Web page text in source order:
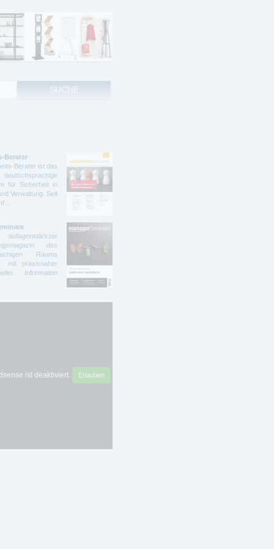
Berater
Berater ist das
für Sicherheit in
Verwaltung. Seit
des
Raums
mit praxisnaher
Information
ist deaktiviert. Erlauben